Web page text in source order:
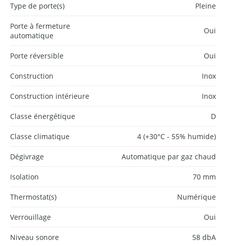
Type de porte(s) Pleine
Porte à fermeture
automatique
Oui
Porte réversible Oui
Construction Inox
Construction intérieure Inox
Classe énergétique D
Classe climatique 4 (+30°C - 55% humide)
Dégivrage Automatique par gaz chaud
Isolation 70 mm
Thermostat(s) Numérique
Verrouillage Oui
Niveau sonore 58 dbA